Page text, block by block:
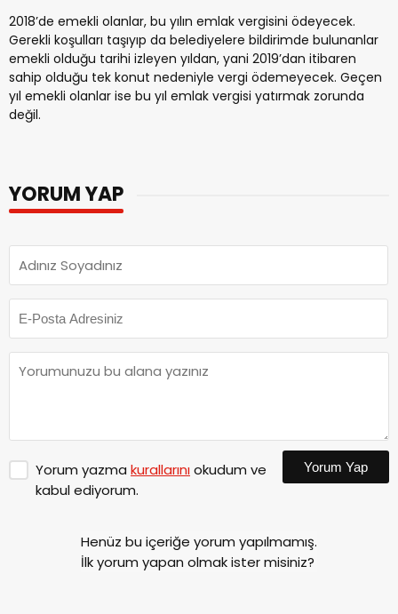
2018’de emekli olanlar, bu yılın emlak vergisini ödeyecek.
Gerekli koşulları taşıyıp da belediyelere bildirimde bulunanlar
emekli olduğu tarihi izleyen yıldan, yani 2019’dan itibaren
sahip olduğu tek konut nedeniyle vergi ödemeyecek. Geçen
yıl emekli olanlar ise bu yıl emlak vergisi yatırmak zorunda
değil.
YORUM YAP
Yorum yazma kurallarınıokudum ve
kabul ediyorum.
Yorum Yap
Henüz bu içeriğe yorum yapılmamış.
İlk yorum yapan olmak ister misiniz?